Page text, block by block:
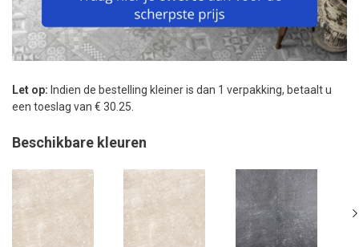
Let op: Indien de bestelling kleiner is dan 1 verpakking, betaalt u
een toeslag van € 30.25.
Beschikbare kleuren